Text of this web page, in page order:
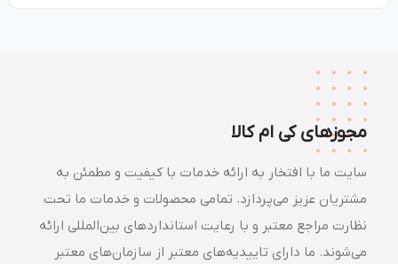
مجوزهای کی ام کالا
سایت ما با افتخار به ارائه خدمات با کیفیت و مطمئن به
مشتریان عزیز می‌پردازد. تمامی محصولات و خدمات ما تحت
نظارت مراجع معتبر و با رعایت استانداردهای بین‌المللی ارائه
می‌شوند. ما دارای تاییدیه‌های معتبر از سازمان‌های معتبر